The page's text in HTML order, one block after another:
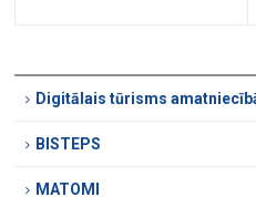
Digitālais tūrisms
BISTEPS
MATOMI